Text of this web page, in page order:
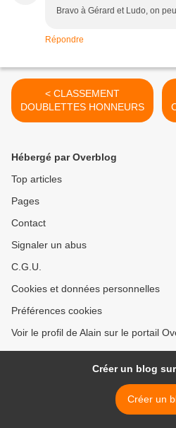
Bravo à Gérard et Ludo, on
Répondre
< CLASSEMENT
DOUBLETTES HONNEURS
Hébergé par Overblog
Top articles
Pages
Contact
Signaler un abus
C.G.U.
Cookies et données personnelles
Préférences cookies
Voir le profil de Alain sur le portail
Créer un blog
Créer un